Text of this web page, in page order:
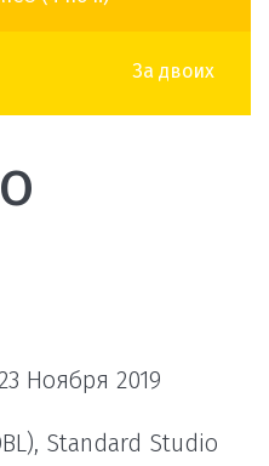
За двоих
Ноября 2019
Standard Studio